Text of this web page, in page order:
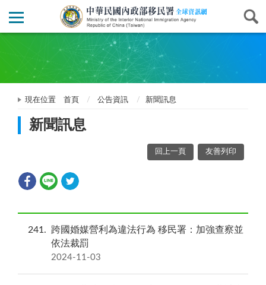
現在位置 首頁 公告資訊 新聞訊息
新聞訊息
回上一頁 友善列印
241
跨國婚媒營利為違法行為 移民署：加強查察並
依法裁罰
2024-11-03